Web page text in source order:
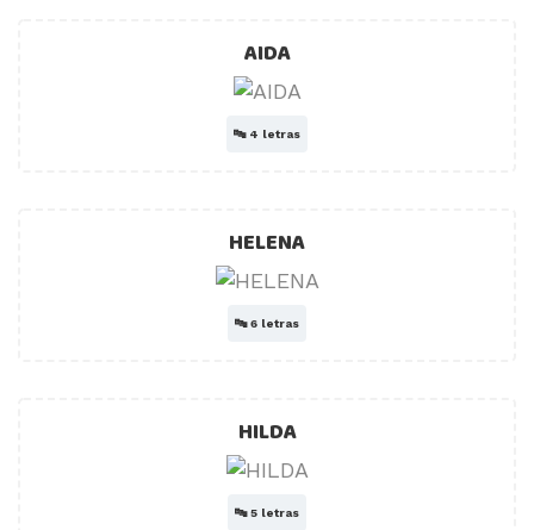
AIDA
🔤 4 letras
HELENA
🔤6 letras
HILDA
🔤5 letras